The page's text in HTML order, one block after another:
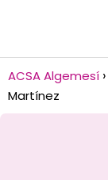
ACSA Algemesí
Martínez